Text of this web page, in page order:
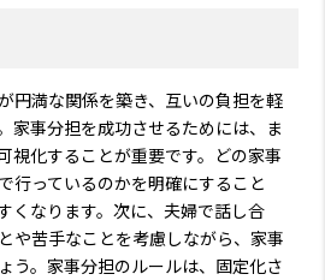
円満な関係を築き、互いの負担を軽
家事分担を成功させるためには、ま
視化することが重要です。どの家事
行っているのかを明確にすること
くなります。次に、夫婦で話し合
や苦手なことを考慮しながら、家事
う。家事分担のルールは、固定化さ